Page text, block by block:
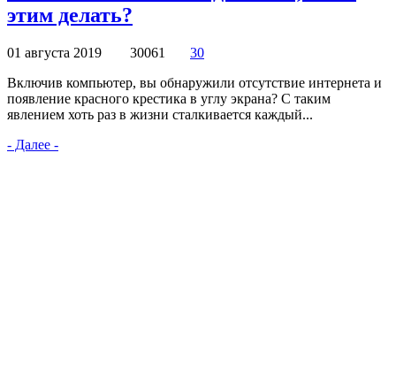
этим делать?
01 августа 2019 30061 30
Включив компьютер, вы обнаружили отсутствие интернета и
появление красного крестика в углу экрана? С таким
явлением хоть раз в жизни сталкивается каждый...
- Далее -